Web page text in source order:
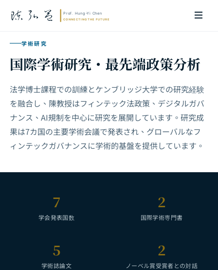
学術研究
国際学術研究・最先端政策分析
法学博士課程での訓練とケンブリッジ大学での研究経験
を融合し、陳教授はフィンテック法政策、デジタルガバ
ナンス、AI規制を中心に研究を展開しています。研究成
果は7カ国の主要学術会議で発表され、グローバルなフ
ィンテックガバナンスに学術的基盤を提供しています。
7
学会発表国数
2
国際学術専門書
5
学術誌論文
2
ノーベル賞受賞者との対話